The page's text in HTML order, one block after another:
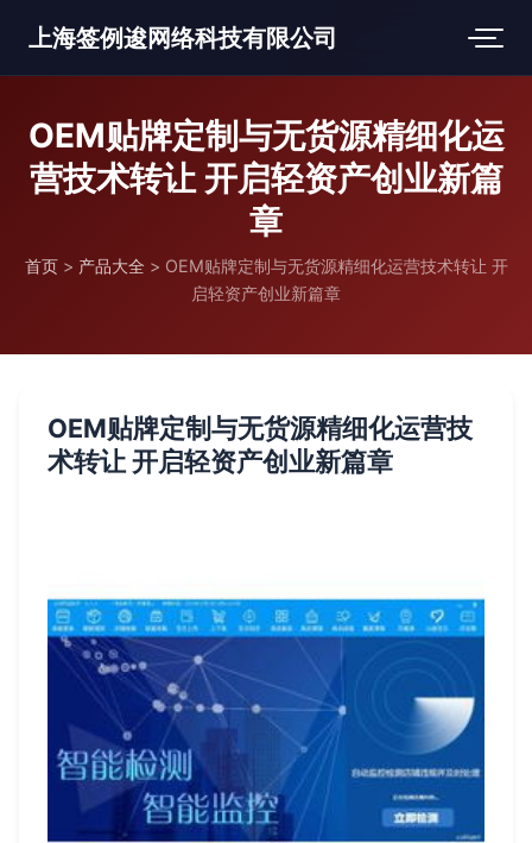
上海签例逡网络科技有限公司
OEM贴牌定制与无货源精细化运
营技术转让 开启轻资产创业新篇
章
首页 > 产品大全 > OEM贴牌定制与无货源精细化运营技术转让 开
启轻资产创业新篇章
OEM贴牌定制与无货源精细化运营技
术转让 开启轻资产创业新篇章